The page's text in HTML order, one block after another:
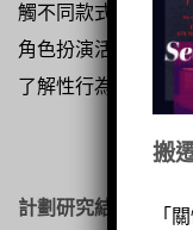
觸不同款式的安全
角色扮演活動，學
了解性行為中知情
計劃研究結果
搬
「